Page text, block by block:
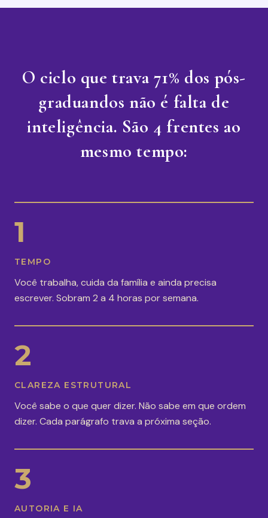
O ciclo que trava 71% dos pós-
graduandos não é falta de
inteligência. São 4 frentes ao
mesmo tempo:
1
TEMPO
Você trabalha, cuida da família e ainda precisa
escrever. Sobram 2 a 4 horas por semana.
2
CLAREZA ESTRUTURAL
Você sabe o que quer dizer. Não sabe em que ordem
dizer. Cada parágrafo trava a próxima seção.
3
AUTORIA E IA